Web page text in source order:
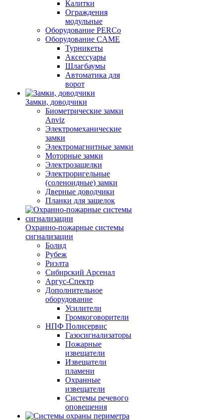
Калитки
Ограждения
модульные
Оборудование PERCo
Оборудование CAME
Турникеты
Аксессуары
Шлагбаумы
Автоматика для
ворот
Замки, доводчики
Биометрические замки
Anviz
Электромеханические
замки
Электромагнитные замки
Моторные замки
Электрозащелки
Электроригельные
(cоленоидные) замки
Дверные доводчики
Планки для защелок
Охранно-пожарные системы
сигнализации
Болид
Рубеж
Риэлта
Сибирский Арсенал
Аргус-Спектр
Дополнительное
оборудование
Усилители
Громкоговорители
НПФ Полисервис
Газосигнализаторы
Пожарные
извещатели
Извещатели
пламени
Охранные
извещатели
Системы речевого
оповещения